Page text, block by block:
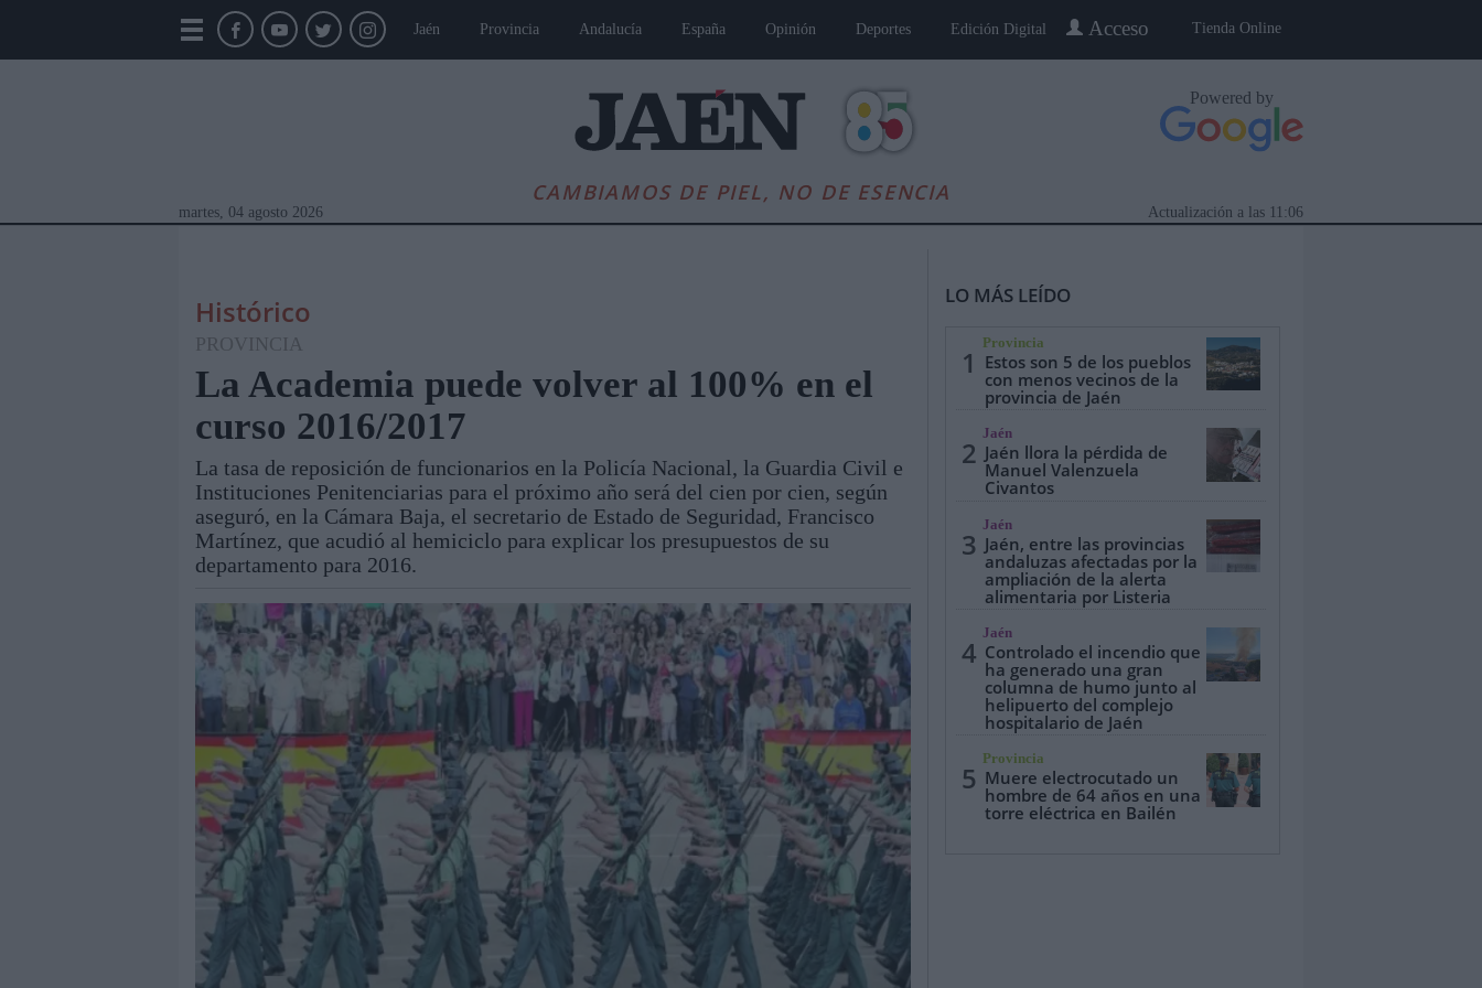
Tienda Online
Acceso
Jaén Provincia Andalucía España Opinión Deportes Edición Digital
CAMBIAMOS DE PIEL, NO DE ESENCIA
Powered by
martes, 04 agosto 2026 11:06
Actualización a las
Módulos Portada Provincia Linares Jaén, Pueblo a Pueblo Especiales
Histórico
PROVINCIA
La Academia puede volver al 100% en el
curso 2016/2017
La tasa de reposición de funcionarios en la Policía Nacional, la Guardia Civil e
Instituciones Penitenciarias para el próximo año será del cien por cien, según
aseguró, en la Cámara Baja, el secretario de Estado de Seguridad, Francisco
Martínez, que acudió al hemiciclo para explicar los presupuestos de su
departamento para 2016.
LO MÁS LEÍDO
1
Provincia
Estos son 5 de los pueblos
con menos vecinos de la
provincia de Jaén
2
Jaén
Jaén llora la pérdida de
Manuel Valenzuela
Civantos
3
Jaén
Jaén, entre las provincias
andaluzas afectadas por la
ampliación de la alerta
alimentaria por Listeria
4
Jaén
Controlado el incendio que
ha generado una gran
columna de humo junto al
helipuerto del complejo
hospitalario de Jaén
5
Provincia
Muere electrocutado un
hombre de 64 años en una
torre eléctrica en Bailén